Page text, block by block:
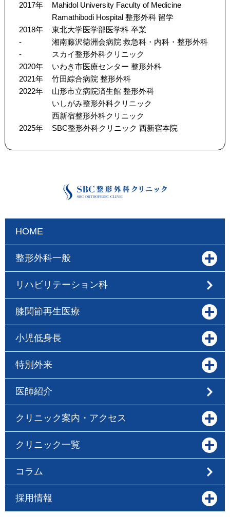
2017年
Mahidol University Faculty of Medicine
Ramathibodi Hospital 整形外科 留学
2018年
東北大学医学部医学科 卒業
-
湘南藤沢徳洲会病院 救急科・内科・整形外科
-
スカイ整形外科クリニック
2020年
いわき市医療センター 整形外科
2021年
竹田綜合病院 整形外科
2022年
山形市立病院済生館 整形外科
いしがみ整形外科クリニック
西新宿整形外科クリニック
2025年
SBC整形外科クリニック 西新宿本院
HOME
整形外科一般
リハビリテーション科
膝関節再生医療
小児低身長
特別外来
医師紹介
クリニック案内・アクセス
クリニック一覧
コラム
採用情報